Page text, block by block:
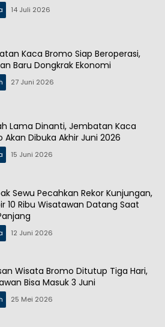
14 Juli 2026
Kaca Bromo Siap Beroperasi,
Baru Dongkrak Ekonomi
27 Juni 2026
Lama Dinanti, Jembatan Kaca
Akan Dibuka Akhir Juni 2026
15 Juni 2026
Sewu Pecahkan Rekor Kunjungan,
10 Ribu Wisatawan Datang Saat
12 Juni 2026
Wisata Bromo Ditutup Tiga Hari,
Bisa Masuk 3 Juni
25 Mei 2026